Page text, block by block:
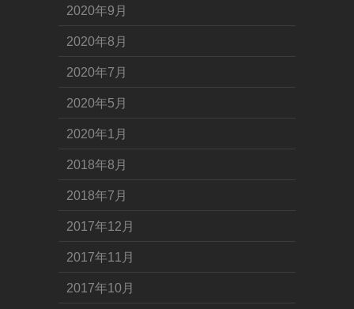
2020年9月
2020年8月
2020年7月
2020年5月
2020年1月
2018年8月
2018年7月
2017年12月
2017年11月
2017年10月